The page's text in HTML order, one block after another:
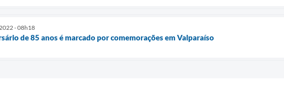
- 08h18
de 85 anos é marcado por comemorações em Valparaíso